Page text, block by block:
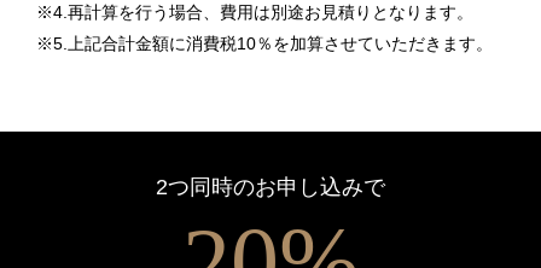
※4.再計算を行う場合、費用は別途お見積りとなります。
※5.上記合計金額に消費税10％を加算させていただきます。
2つ同時のお申し込みで
0
1